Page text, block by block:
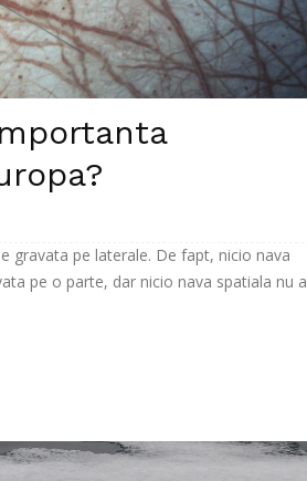
gravata pe laterale. De fapt, nicio nava
pe o parte, dar nicio nava spatiala nu a